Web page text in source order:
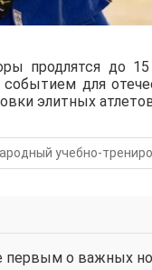
продлятся до
для
элитных
учебно-
первым о важных